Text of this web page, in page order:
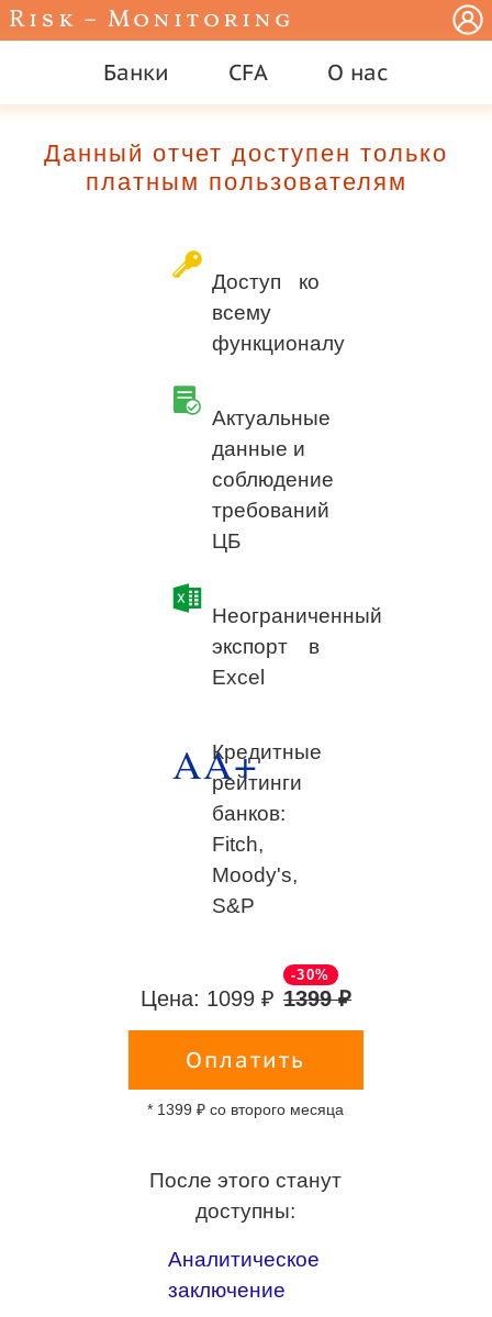
Risk – Monitoring
Банки CFA О нас
Данный отчет доступен только
платным пользователям
Доступ ко
всему
функционалу
Актуальные
данные и
соблюдение
требований
ЦБ
Неограниченный
экспорт в
Excel
AA+
Кредитные
рейтинги
банков:
Fitch,
Moody's,
S&P
Цена: 1099 ₽ 1399 ₽
-30%
Оплатить
* 1399 ₽ со второго месяца
После этого станут
доступны:
Аналитическое
заключение